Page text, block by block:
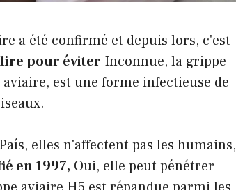
a été confirmé et depuis lors, c'est
pour éviter Inconnue, la grippe
est une forme infectieuse de
elles n'affectent pas les humains,
en 1997, Oui, elle peut pénétrer